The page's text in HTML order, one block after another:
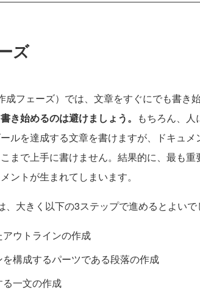
ズ
フェーズ）では、文章をすぐにでも書き
き始めるのは避けましょう。 もちろん、
ルを達成する文章を書けますが、ドキュ
まで上手に書けません。結果的に、最も
ントが生まれてしまいます。
大きく以下の3ステップで進めるとよいで
ウトラインの作成
構成するパーツである段落の作成
一文の作成